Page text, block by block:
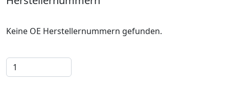
Keine OE Herstellernummern gefunden.